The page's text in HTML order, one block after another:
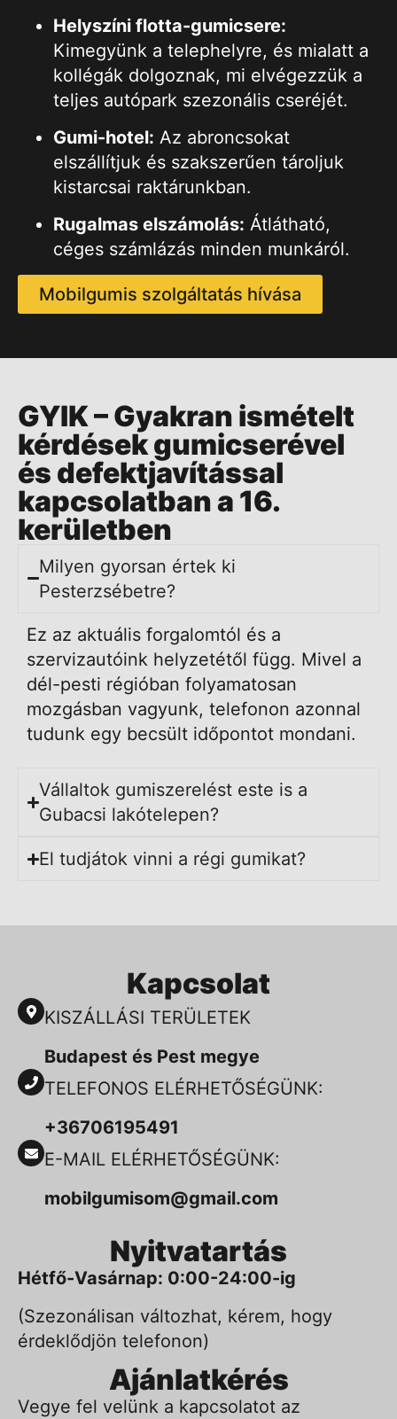
Helyszíni flotta-gumicsere:
Kimegyünk a telephelyre, és mialatt a
kollégák dolgoznak, mi elvégezzük a
teljes autópark szezonális cseréjét.
Gumi-hotel: Az abroncsokat
elszállítjuk és szakszerűen tároljuk
kistarcsai raktárunkban.
Rugalmas elszámolás: Átlátható,
céges számlázás minden munkáról.
Mobilgumis szolgáltatás hívása
GYIK – Gyakran ismételt
kérdések gumicserével
és defektjavítással
kapcsolatban a 16.
kerületben
Milyen gyorsan értek ki
Pesterzsébetre?
Ez az aktuális forgalomtól és a
szervizautóink helyzetétől függ. Mivel a
dél-pesti régióban folyamatosan
mozgásban vagyunk, telefonon azonnal
tudunk egy becsült időpontot mondani.
Vállaltok gumiszerelést este is a
Gubacsi lakótelepen?
El tudjátok vinni a régi gumikat?
Kapcsolat
KISZÁLLÁSI TERÜLETEK
Budapest és Pest megye
TELEFONOS ELÉRHETŐSÉGÜNK:
+36706195491
E-MAIL ELÉRHETŐSÉGÜNK:
mobilgumisom@gmail.com
Nyitvatartás
Hétfő-Vasárnap: 0:00-24:00-ig
(Szezonálisan változhat, kérem, hogy
érdeklődjön telefonon)
Ajánlatkérés
Vegye fel velünk a kapcsolatot az